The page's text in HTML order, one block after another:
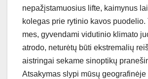
nepažįstamuosius lifte, kaimynus
kolegas prie rytinio kavos puodelio.
mes, gyvendami vidutinio klimato
atrodo, neturėtų būti ekstremalių
aistringai sekame sinoptikų
Atsakymas slypi mūsų